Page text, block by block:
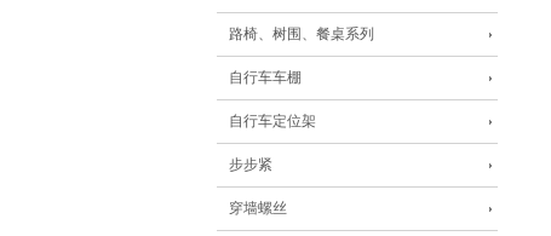
路椅、树围、餐桌系列
自行车车棚
自行车定位架
步步紧
穿墙螺丝